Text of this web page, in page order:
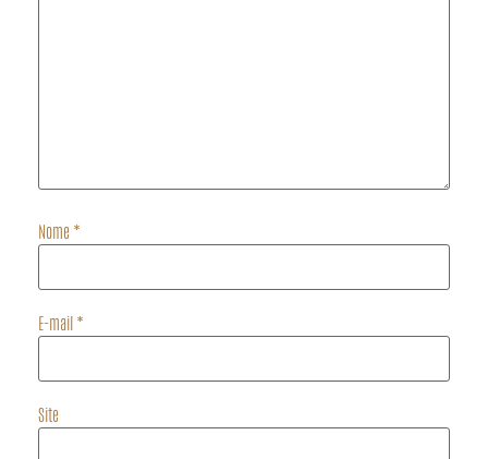
Nome *
E-mail *
Site